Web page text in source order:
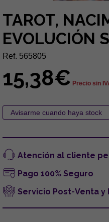
TAROT,
EVOLUCIÓN
Ref. 565805
15,38€ Precio sin
Atención al cliente
Pago 100% Seguro
Servicio Post-Venta y